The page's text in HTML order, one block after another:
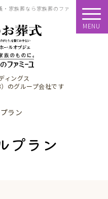
家族葬なら家族葬のファ
ィングス
のグループ会社です
MENU
ラン
プラン